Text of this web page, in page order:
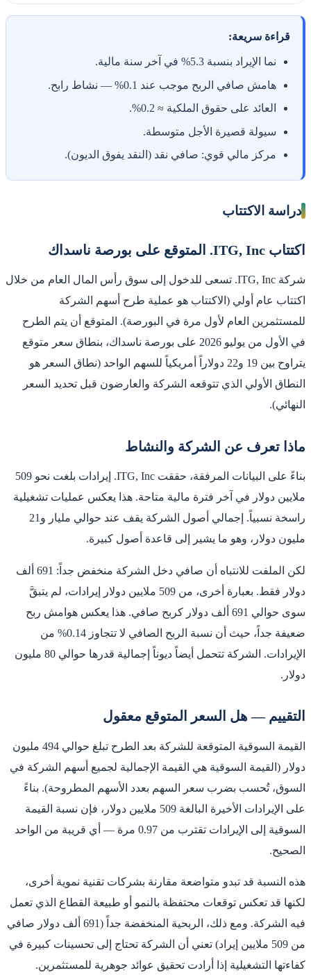
قراءة سريعة:
نما الإيراد بنسبة 5.3% في آخر سنة مالية.
هامش صافي الربح موجب عند 0.1% — نشاط رابح.
العائد على حقوق الملكية ≈ 0.2%.
سيولة قصيرة الأجل متوسطة.
مركز مالي قوي: صافي نقد (النقد يفوق الديون).
دراسة الاكتتاب
اكتتاب ITG, Inc. المتوقع على بورصة ناسداك
شركة ITG, Inc. تسعى للدخول إلى سوق رأس المال العام من خلال
اكتتاب عام أولي (الاكتتاب هو عملية طرح أسهم الشركة
للمستثمرين العام لأول مرة في البورصة). المتوقع أن يتم الطرح
في الأول من يوليو 2026 على بورصة ناسداك، بنطاق سعر متوقع
يتراوح بين 19 و22 دولاراً أمريكياً للسهم الواحد (نطاق السعر هو
النطاق الأولي الذي تتوقعه الشركة والعارضون قبل تحديد السعر
النهائي).
ماذا تعرف عن الشركة والنشاط
بناءً على البيانات المرفقة، حققت ITG, Inc. إيرادات بلغت نحو 509
ملايين دولار في آخر فترة مالية متاحة. هذا يعكس عمليات تشغيلية
راسخة نسبياً. إجمالي أصول الشركة يقف عند حوالي مليار و21
مليون دولار، وهو ما يشير إلى قاعدة أصول كبيرة.
لكن الملفت للانتباه أن صافي دخل الشركة منخفض جداً: 691 ألف
دولار فقط. بعبارة أخرى، من 509 ملايين دولار إيرادات، لم يتبقَّ
سوى حوالي 691 ألف دولار كربح صافي. هذا يعكس هوامش ربح
ضعيفة جداً، حيث أن نسبة الربح الصافي لا تتجاوز 0.14% من
الإيرادات. الشركة تتحمل أيضاً ديوناً إجمالية قدرها حوالي 80 مليون
دولار.
التقييم — هل السعر المتوقع معقول
القيمة السوقية المتوقعة للشركة بعد الطرح تبلغ حوالي 494 مليون
دولار (القيمة السوقية هي القيمة الإجمالية لجميع أسهم الشركة في
السوق، تُحسب بضرب سعر السهم بعدد الأسهم المطروحة). بناءً
على الإيرادات الأخيرة البالغة 509 ملايين دولار، فإن نسبة القيمة
السوقية إلى الإيرادات تقترب من 0.97 مرة — أي قريبة من الواحد
الصحيح.
هذه النسبة قد تبدو متواضعة مقارنة بشركات تقنية نموية أخرى،
لكنها قد تعكس توقعات محتفظة بالنمو أو طبيعة القطاع الذي تعمل
فيه الشركة. ومع ذلك، الربحية المنخفضة جداً (691 ألف دولار صافي
من 509 ملايين إيراد) تعني أن الشركة تحتاج إلى تحسينات كبيرة في
كفاءتها التشغيلية إذا أرادت تحقيق عوائد جوهرية للمستثمرين.